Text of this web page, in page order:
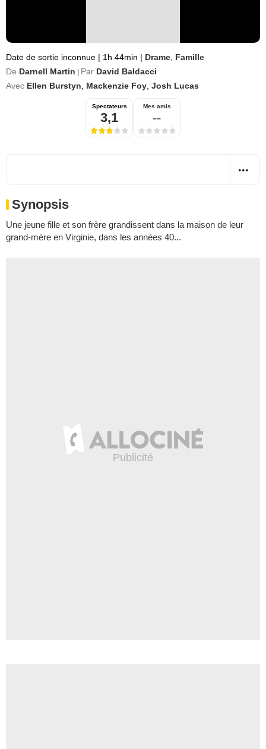
Date de sortie inconnue | 1h 44min | Drame Famille
De Darnell Martin Par David Baldacci
Avec Ellen Burstyn Mackenzie Foy Josh Lucas
Spectateurs
3,1
Mes amis
--
Synopsis
Une jeune fille et son frère grandissent dans la maison de leur
grand-mère en Virginie, dans les années 40...